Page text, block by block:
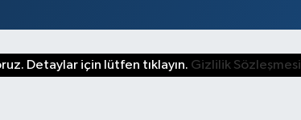
Detaylar için lütfen tıklayın. Gizlilik Sözleşmesi